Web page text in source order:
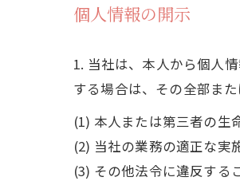
個人情報の開示
1. 当社は、本人から個人
する場合は、その全部ま
(1) 本人または第三者の生
(2) 当社の業務の適正な実
(3) その他法令に違反する